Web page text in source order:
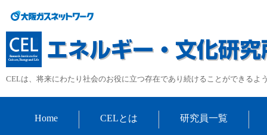
CELは、将来にわたり社会のお役に立つ存在であり続けることができるよ
Home CELとは 研究員一覧